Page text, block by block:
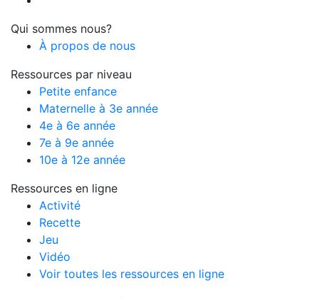
Qui sommes nous?
À propos de nous
Ressources par niveau
Petite enfance
Maternelle à 3e année
4e à 6e année
7e à 9e année
10e à 12e année
Ressources en ligne
Activité
Recette
Jeu
Vidéo
Voir toutes les ressources en ligne